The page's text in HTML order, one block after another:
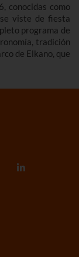
conocidas como
viste de fiesta
programa de
tradición
de Elkano, que